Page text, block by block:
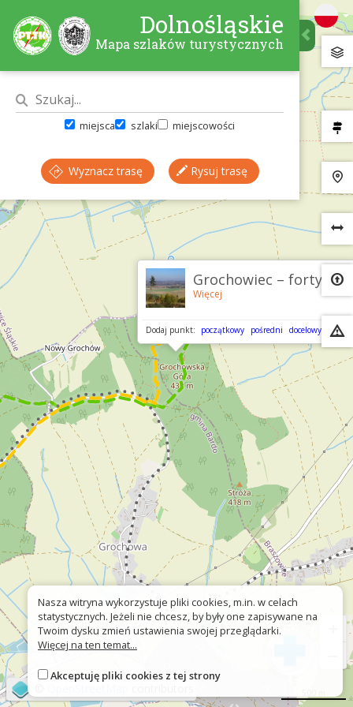
Grochowiec – forty
Więcej
Dodaj punkt: początkowy pośredni docelowy
Dolnośląskie
Mapa szlaków turystycznych
miejsca szlaki miejscowości
Wyznacz trasę Rysuj trasę
Nasza witryna wykorzystuje pliki cookies, m.in. w celach
statystycznych. Jeżeli nie chcesz, by były one zapisywane na
Twoim dysku zmień ustawienia swojej przeglądarki.
Więcej na ten temat...
Akceptuję pliki cookies z tej strony